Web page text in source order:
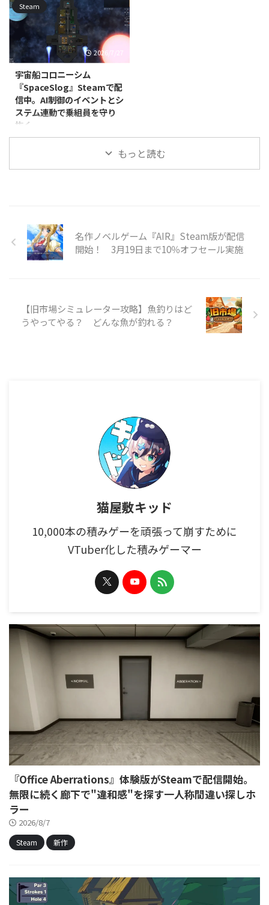
紛れ込んだ"アベレーション（異
常）"を見極めながら、唯一の脱
出方法を探っていきます ...
シミュレーションゲーム
『MonsterGuest』が、2026年7月
22日に配信開始されました。あ
わせて発売記念セールも実施され
ており、通常価格395円（税込）
のところ、8月6日まで40％オフ
の237円（税込）で購入できま
す。 本作でプレイヤーは、村の
祭りで働くことになります。しか
し、会場には人間だけでなく、正
体を隠した怪物も入り混じってお
り、カメラと人形を使ってどちら
なのかを見分けなければなりませ
た進行システムが用意されてお
り、ふだんはカードの駆け引きを
Steam
2026/7/27
宇宙船コロニーシム
『SpaceSlog』Steamで配
信中。AI制御のイベントとシ
ステム連動で乗組員を守り
抜く
Produno Games Studiosは2026
年4月17日、宇宙船コロニーシミ
スとして展開されています。価格
は3,150円（税込）です。 本作は
『Rimworld』『Starship
Theory』『Dwarf Fortress』『X-
もっと読む
名作ノベルゲーム『AIR』Steam版が配信
開始！ 3月19日まで10％オフセール実施
【旧市場シミュレーター攻略】魚釣りはど
うやってやる？ どんな魚が釣れる？
猫屋敷キッド
10,000本の積みゲーを頑張って崩すために
VTuber化した積みゲーマー
『Office Aberrations』体験版がSteamで配信開始。
無限に続く廊下で"違和感"を探す一人称間違い探しホ
ラー
2026/8/7
Steam 新作